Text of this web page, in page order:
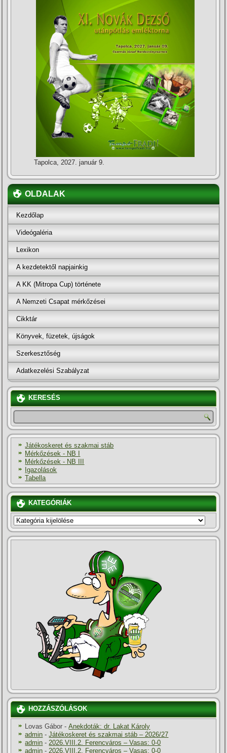
Tapolca, 2027. január 9.
OLDALAK
Kezdőlap
Videógaléria
Lexikon
A kezdetektől napjainkig
A KK (Mitropa Cup) története
A Nemzeti Csapat mérkőzései
Cikktár
Könyvek, füzetek, újságok
Szerkesztőség
Adatkezelési Szabályzat
KERESÉS
Játékoskeret és szakmai stáb
Mérkőzések - NB I
Mérkőzések - NB III
Igazolások
Tabella
KATEGÓRIÁK
KATEGÓRIÁK
HOZZÁSZÓLÁSOK
Lovas Gábor -Anekdoták: dr. Lakat Károly
admin -Játékoskeret és szakmai stáb – 2026/27
admin - 2026.VIII.2. Ferencváros – Vasas: 0-0
admin - 2026.VIII.2. Ferencváros – Vasas: 0-0